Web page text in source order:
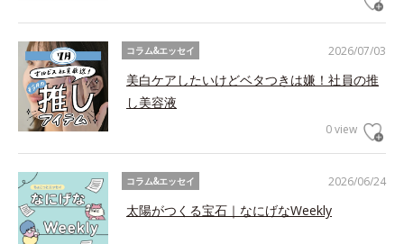
2026/07/03
コラム&エッセイ
美白ケアしたいけどベタつきは嫌！社員の推
し美容液
0 view
2026/06/24
コラム&エッセイ
太陽がつくる宝石｜なにげなWeekly